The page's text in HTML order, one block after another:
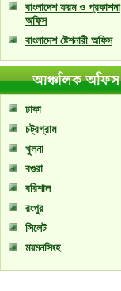
বাংলাদেশ ফরম ও প্রকাশনা
অফিস
বাংলাদেশ ষ্টেশনারী অফিস
ঢাকা
চট্রগ্রাম
খুলনা
বগুরা
বরিশাল
রংপুর
সিলেট
ময়মনসিংহ